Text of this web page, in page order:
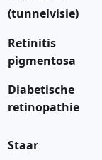
(tunnelvisie)
Retinitis
pigmentosa
Diabetische
retinopathie
Staar